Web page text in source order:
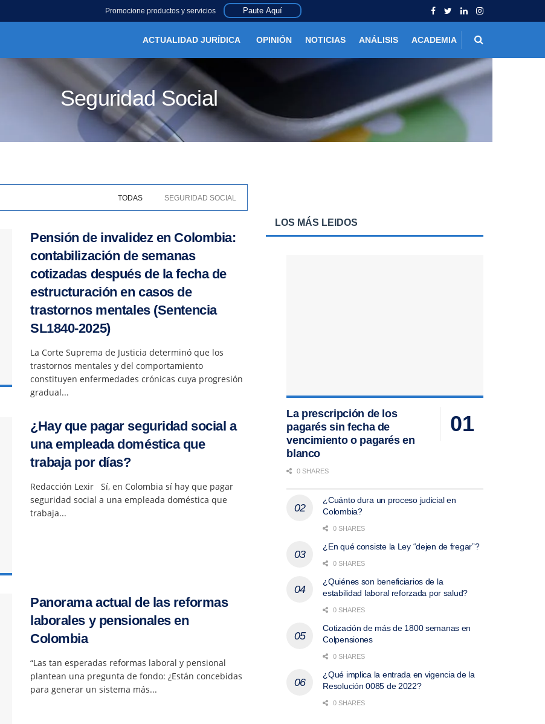
Promocione productos y servicios Paute Aquí
ACTUALIDAD JURÍDICA OPINIÓN NOTICIAS ANÁLISIS ACADEMIA
Seguridad Social
TODAS SEGURIDAD SOCIAL
Pensión de invalidez en Colombia:
contabilización de semanas
cotizadas después de la fecha de
estructuración en casos de
trastornos mentales (Sentencia
SL1840-2025)
La Corte Suprema de Justicia determinó que los
trastornos mentales y del comportamiento
constituyen enfermedades crónicas cuya progresión
gradual...
¿Hay que pagar seguridad social a
una empleada doméstica que
trabaja por días?
Redacción Lexir Sí, en Colombia sí hay que pagar
seguridad social a una empleada doméstica que
trabaja...
Panorama actual de las reformas
laborales y pensionales en
Colombia
“Las tan esperadas reformas laboral y pensional
plantean una pregunta de fondo: ¿Están concebidas
para generar un sistema más...
LOS MÁS LEIDOS
La prescripción de los
pagarés sin fecha de
vencimiento o pagarés en
blanco
0 SHARES
¿Cuánto dura un proceso judicial en
Colombia?
0 SHARES
¿En qué consiste la Ley “dejen de fregar”?
0 SHARES
¿Quiénes son beneficiarios de la
estabilidad laboral reforzada por salud?
0 SHARES
Cotización de más de 1800 semanas en
Colpensiones
0 SHARES
¿Qué implica la entrada en vigencia de la
Resolución 0085 de 2022?
0 SHARES